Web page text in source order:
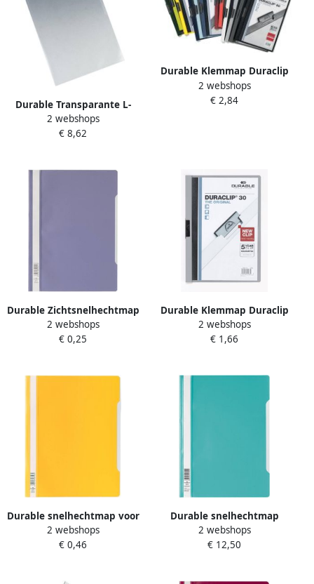
Durable Transparante L-
map STANDARD A4 PP pak
van 100
2 webshops
€ 8,62
Durable Klemmap Duraclip
Original 60 geassorteerde
kleuren
2 webshops
€ 2,84
Durable Zichtsnelhechtmap
A4 pak van 50
2 webshops
€ 0,25
Durable Klemmap Duraclip
A4 3mm 30 vellen grijs
2 webshops
€ 1,66
Durable snelhechtmap voor
showtassen geel
2 webshops
€ 0,46
Durable snelhechtmap
turkoois
2 webshops
€ 12,50